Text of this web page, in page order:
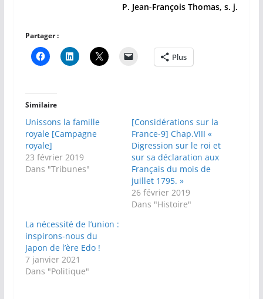
P. Jean-François Thomas, s. j.
Partager :
Plus
Similaire
Unissons la famille
royale [Campagne
royale]
23 février 2019
Dans "Tribunes"
[Considérations sur la
France-9] Chap.VIII «
Digression sur le roi et
sur sa déclaration aux
Français du mois de
juillet 1795. »
26 février 2019
Dans "Histoire"
La nécessité de l’union :
inspirons-nous du
Japon de l’ère Edo !
7 janvier 2021
Dans "Politique"